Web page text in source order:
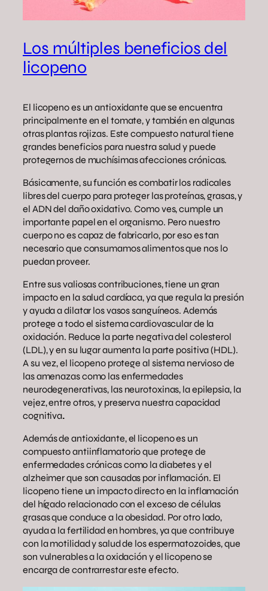
Los múltiples beneficios del
licopeno
El licopeno es un antioxidante que se encuentra
principalmente en el tomate, y también en algunas
otras plantas rojizas. Este compuesto natural tiene
grandes beneficios para nuestra salud y puede
protegernos de muchísimas afecciones crónicas.
Básicamente, su función es combatir los radicales
libres del cuerpo para proteger las proteínas, grasas, y
el ADN del daño oxidativo. Como ves, cumple un
importante papel en el organismo. Pero nuestro
cuerpo no es capaz de fabricarlo, por eso es tan
necesario que consumamos alimentos que nos lo
puedan proveer.
Entre sus valiosas contribuciones, tiene un gran
impacto en la salud cardíaca, ya que regula la presión
y ayuda a dilatar los vasos sanguíneos. Además
protege a todo el sistema cardiovascular de la
oxidación. Reduce la parte negativa del colesterol
(LDL), y en su lugar aumenta la parte positiva (HDL).
A su vez, el licopeno protege al sistema nervioso de
las amenazas como las enfermedades
neurodegenerativas, las neurotoxinas, la epilepsia, la
vejez, entre otros, y preserva nuestra capacidad
cognitiva.
Además de antioxidante, el licopeno es un
compuesto antiinflamatorio que protege de
enfermedades crónicas como la diabetes y el
alzheimer que son causadas por inflamación. El
licopeno tiene un impacto directo en la inflamación
del hígado relacionado con el exceso de células
grasas que conduce a la obesidad. Por otro lado,
ayuda a la fertilidad en hombres, ya que contribuye
con la motilidad y salud de los espermatozoides, que
son vulnerables a la oxidación y el licopeno se
encarga de contrarrestar este efecto.